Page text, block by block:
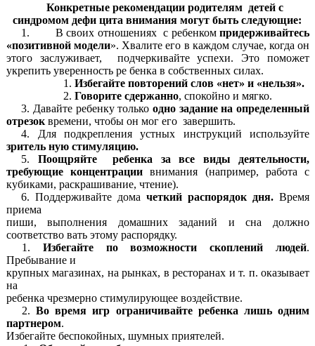
Конкретные рекомендации родителям детей с
синдромом дефи цита внимания могут быть следующие:
1. В своих отношениях с ребенкомпридерживайтесь
«позитивной модели». Хвалите его в каждом случае, когда он
этого заслуживает, подчеркивайте успехи. Это поможет
укрепить уверенность ре бенка в собственных силах.
Избегайте повторений слов «нет» и «нельзя».
Говорите сдержанно, спокойно и мягко.
Давайте ребенку только одно задание на определенный
отрезоквремени, чтобы он мог его завершить.
Для подкрепления устных инструкций используйте
зритель ную стимуляцию.
Поощряйте ребенка зa все виды деятельности,
требующие концентрации внимания (например, работа с
кубиками, раскрашивание, чтение).
Поддерживайте домачеткий распорядок дня. Время
приема
пиши, выполнения домашних заданий и сна должно
соответство вать этому распорядку.
Избегайте по возможности скоплений людей.
Пребывание и
крупных магазинах, на рынках, в ресторанах и т. п. оказывает
на
ребенка чрезмерно стимулирующее воздействие.
Во время игр ограничивайте ребенка лишь одним
партнером.
Избегайте беспокойных, шумных приятелей.